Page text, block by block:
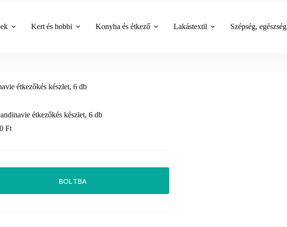
Kert és hobbi Konyha és étkező Lakástextil Szépség, egészség
étkezőkés készlet, 6 db
étkezőkés készlet, 6 db
Ft
BOLTBA